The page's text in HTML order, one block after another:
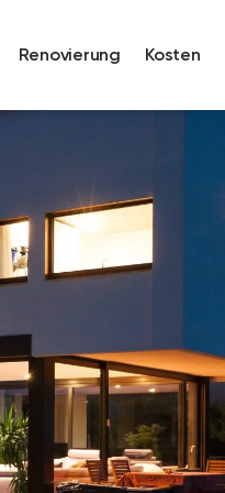
Renovierung Kosten